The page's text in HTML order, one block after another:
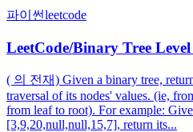
파이썬leetcode
LeetCode/Binary Tree
( 의 전재) Given a binary tree,
traversal of its nodes' values. (ie,
from leaf to root). For example:
[3,9,20,null,null,15,7], return its...